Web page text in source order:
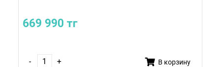
669 990 тг
- + В корзину